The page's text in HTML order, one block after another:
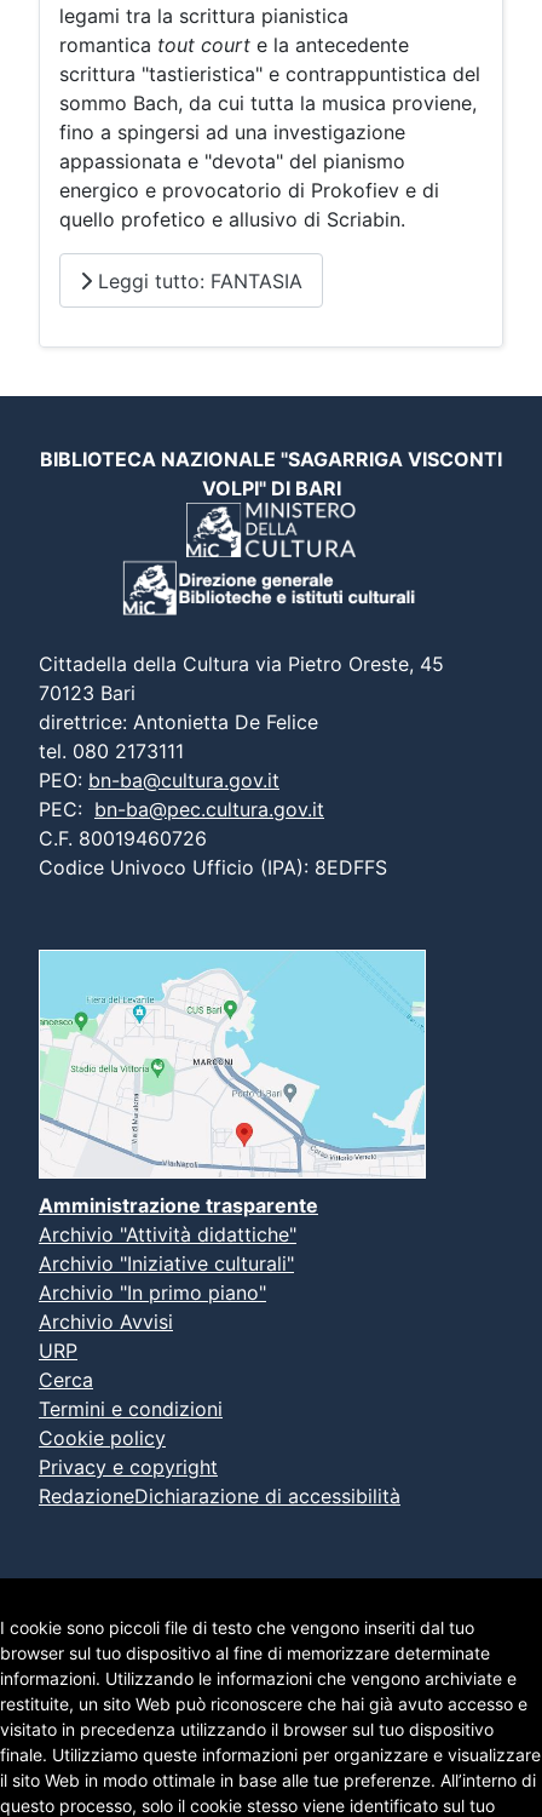
legami tra la scrittura pianistica
romantica tout court e la antecedente
scrittura "tastieristica" e contrappuntistica del
sommo Bach, da cui tutta la musica proviene,
fino a spingersi ad una investigazione
appassionata e "devota" del pianismo
energico e provocatorio di Prokofiev e di
quello profetico e allusivo di Scriabin.
Leggi tutto: FANTASIA
BIBLIOTECA NAZIONALE "SAGARRIGA VISCONTI
VOLPI" DI BARI
Cittadella della Cultura via Pietro Oreste, 45
70123 Bari
direttrice: Antonietta De Felice
tel. 080 2173111
PEO: bn-ba@cultura.gov.it
PEC: bn-ba@pec.cultura.gov.it
C.F. 80019460726
Codice Univoco Ufficio (IPA): 8EDFFS
Amministrazione trasparente
Archivio "Attività didattiche"
Archivio "Iniziative culturali"
Archivio "In primo piano"
Archivio Avvisi
URP
Cerca
Termini e condizioni
Cookie policy
Privacy e copyright
RedazioneDichiarazione di accessibilità
I cookie sono piccoli file di testo che vengono inseriti dal tuo
browser sul tuo dispositivo al fine di memorizzare determinate
informazioni. Utilizzando le informazioni che vengono archiviate e
restituite, un sito Web può riconoscere che hai già avuto accesso e
visitato in precedenza utilizzando il browser sul tuo dispositivo
finale. Utilizziamo queste informazioni per organizzare e visualizzare
il sito Web in modo ottimale in base alle tue preferenze. All’interno di
questo processo, solo il cookie stesso viene identificato sul tuo